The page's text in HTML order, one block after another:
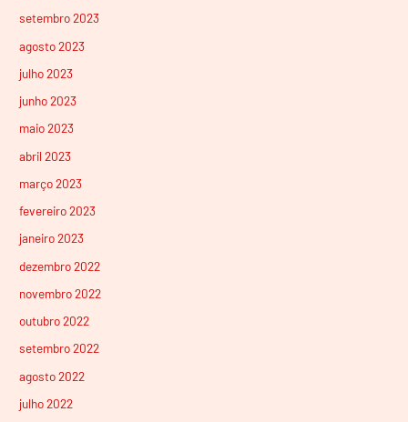
setembro 2023
agosto 2023
julho 2023
junho 2023
maio 2023
abril 2023
março 2023
fevereiro 2023
janeiro 2023
dezembro 2022
novembro 2022
outubro 2022
setembro 2022
agosto 2022
julho 2022